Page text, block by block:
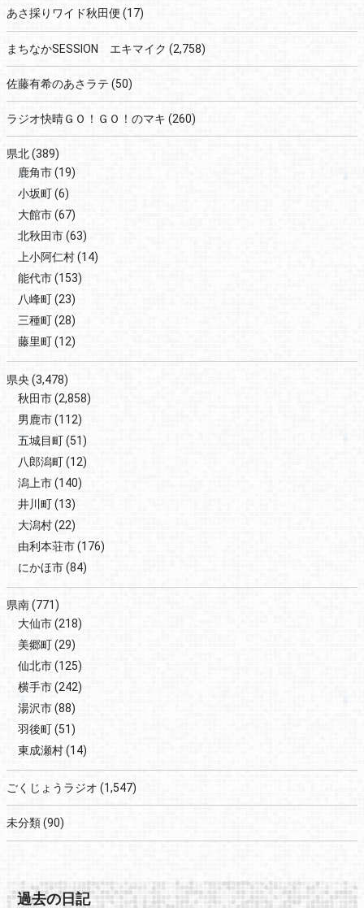
あさ採りワイド秋田便 (17)
まちなかSESSION エキマイク (2,758)
佐藤有希のあさラテ (50)
ラジオ快晴ＧＯ！ＧＯ！のマキ (260)
県北(389)
鹿角市(19)
小坂町(6)
大館市(67)
北秋田市(63)
上小阿仁村(14)
能代市(153)
八峰町(23)
三種町(28)
藤里町(12)
県央(3,478)
秋田市(2,858)
男鹿市(112)
五城目町(51)
八郎潟町(12)
潟上市(140)
井川町(13)
大潟村(22)
由利本荘市(176)
にかほ市(84)
県南(771)
大仙市(218)
美郷町(29)
仙北市(125)
横手市(242)
湯沢市(88)
羽後町(51)
東成瀬村(14)
ごくじょうラジオ (1,547)
未分類(90)
過去の日記